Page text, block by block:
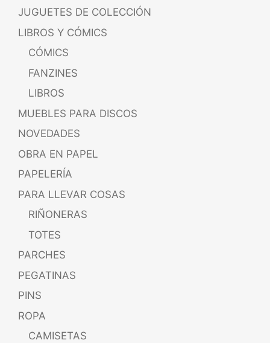
JUGUETES DE COLECCIÓN
LIBROS Y CÓMICS
CÓMICS
FANZINES
LIBROS
MUEBLES PARA DISCOS
NOVEDADES
OBRA EN PAPEL
PAPELERÍA
PARA LLEVAR COSAS
RIÑONERAS
TOTES
PARCHES
PEGATINAS
PINS
ROPA
CAMISETAS